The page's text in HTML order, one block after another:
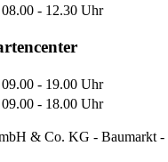
08.00 - 12.30 Uhr
09.00 - 19.00 Uhr
09.00 - 18.00 Uhr
& Co. KG - Baumarkt -